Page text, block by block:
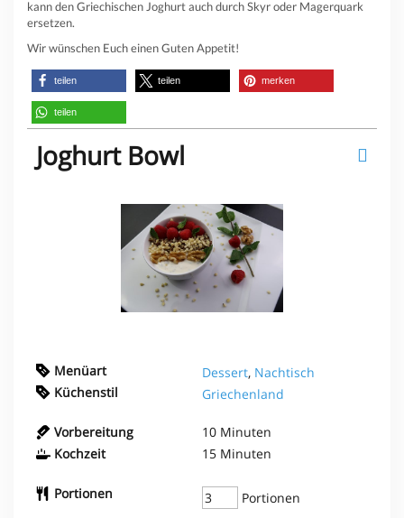
kann den Griechischen Joghurt auch durch Skyr oder Magerquark
ersetzen.
Wir wünschen Euch einen Guten Appetit!
teilen teilen merken
teilen
Joghurt Bowl
Menüart Dessert, Nachtisch
Küchenstil
Griechenland
Vorbereitung 10 Minuten
Kochzeit
15 Minuten
Portionen Portionen